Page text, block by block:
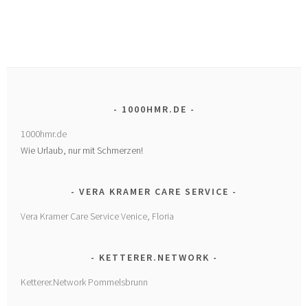
1000HMR.DE
1000hmr.de
Wie Urlaub, nur mit Schmerzen!
VERA KRAMER CARE SERVICE
Vera Kramer Care Service Venice, Floria
KETTERER.NETWORK
Ketterer.Network Pommelsbrunn